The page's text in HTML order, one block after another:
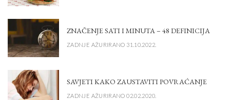
ZNAČENJE SATI I MINUTA – 48 DEFINICIJA
ZADNJE AŽURIRANO 31.10.2022.
SAVJETI KAKO ZAUSTAVITI POVRAĆANJE
ZADNJE AŽURIRANO 02.02.2020.